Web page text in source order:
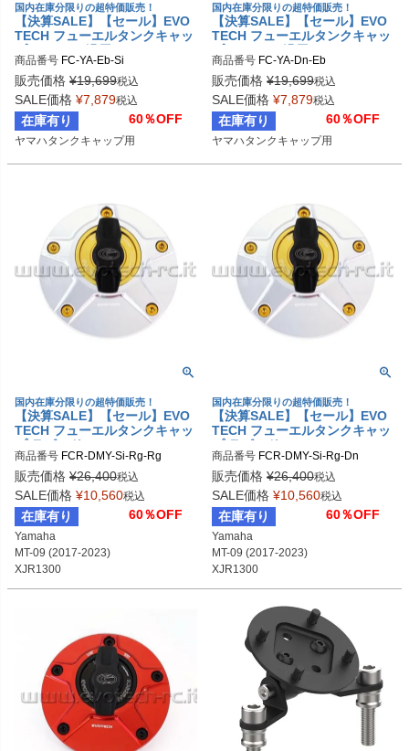
国内在庫分限りの超特価販売！
【決算SALE】【セール】EVO
TECH フューエルタンクキャッ
商品番号 FC-YA-Eb-Si
販売価格 ¥19,699税込
SALE価格 ¥7,879税込
在庫有り 60％OFF
ヤマハタンクキャップ用
国内在庫分限りの超特価販売！
【決算SALE】【セール】EVO
TECH フューエルタンクキャッ
商品番号 FC-YA-Dn-Eb
販売価格 ¥19,699税込
SALE価格 ¥7,879税込
在庫有り 60％OFF
ヤマハタンクキャップ用
国内在庫分限りの超特価販売！
【決算SALE】【セール】EVO
TECH フューエルタンクキャッ
プ ラピッド DUCATI/MV AGUS
TA/YAMAHA
商品番号 FCR-DMY-Si-Rg-Rg
販売価格 ¥26,400税込
SALE価格 ¥10,560税込
在庫有り 60％OFF
Yamaha
MT-09 (2017-2023)
XJR1300
国内在庫分限りの超特価販売！
【決算SALE】【セール】EVO
TECH フューエルタンクキャッ
プ ラピッド DUCATI/MV AGUS
TA/YAMAHA
商品番号 FCR-DMY-Si-Rg-Dn
販売価格 ¥26,400税込
SALE価格 ¥10,560税込
在庫有り 60％OFF
Yamaha
MT-09 (2017-2023)
XJR1300